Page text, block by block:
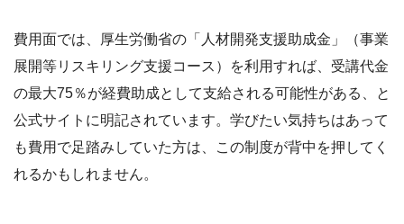
費用面では、厚生労働省の「人材開発支援助成金」（事業
展開等リスキリング支援コース）を利用すれば、受講代金
の最大75％が経費助成として支給される可能性がある、と
公式サイトに明記されています。学びたい気持ちはあって
も費用で足踏みしていた方は、この制度が背中を押してく
れるかもしれません。